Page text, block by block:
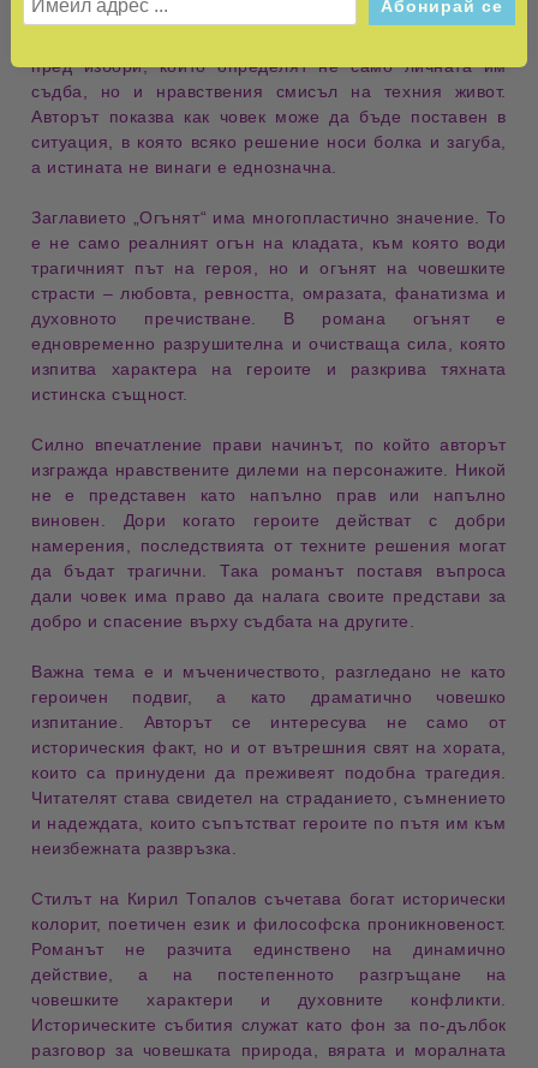
страха, между духовната преданост и желанието за
пред избори, които определят не само личната им
съдба, но и нравствения смисъл на техния живот.
Авторът показва как човек може да бъде поставен в
ситуация, в която всяко решение носи болка и загуба,
а истината не винаги е еднозначна.
Заглавието „Огънят“ има многопластично значение. То
е не само реалният огън на кладата, към която води
трагичният път на героя, но и огънят на човешките
страсти – любовта, ревността, омразата, фанатизма и
духовното пречистване. В романа огънят е
едновременно разрушителна и очистваща сила, която
изпитва характера на героите и разкрива тяхната
истинска същност.
Силно впечатление прави начинът, по който авторът
изгражда нравствените дилеми на персонажите. Никой
не е представен като напълно прав или напълно
виновен. Дори когато героите действат с добри
намерения, последствията от техните решения могат
да бъдат трагични. Така романът поставя въпроса
дали човек има право да налага своите представи за
добро и спасение върху съдбата на другите.
Важна тема е и мъченичеството
, разгледано не като
героичен подвиг, а като драматично човешко
изпитание. Авторът се интересува не само от
историческия факт, но и от вътрешния свят на хората,
които са принудени да преживеят подобна трагедия.
Читателят става свидетел на страданието, съмнението
и надеждата, които съпътстват героите по пътя им към
неизбежната развръзка.
Стилът на Кирил Топалов съчетава богат исторически
колорит, поетичен език и философска проникновеност.
Романът не разчита единствено на динамично
действие, а на постепенното разгръщане на
човешките характери и духовните конфликти.
Историческите събития служат като фон за по-дълбок
разговор за човешката природа, вярата и моралната